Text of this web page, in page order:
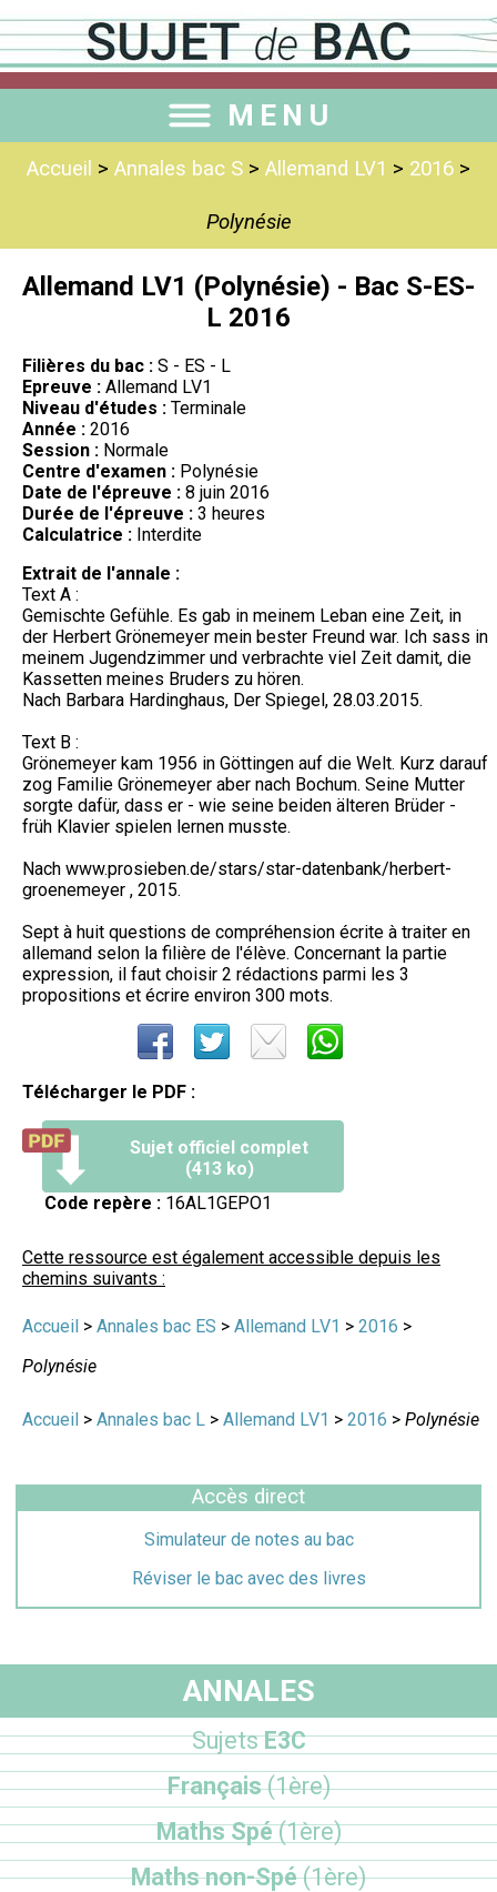
MENU
Accueil > Annales bac S > Allemand LV1 > 2016 >
Polynésie
Allemand LV1 (Polynésie) - Bac S-ES-
L 2016
Filières du bac : S - ES - L
Epreuve : Allemand LV1
Niveau d'études : Terminale
Année : 2016
Session : Normale
Centre d'examen : Polynésie
Date de l'épreuve : 8 juin 2016
Durée de l'épreuve : 3 heures
Calculatrice : Interdite
Extrait de l'annale :
Text A :
Gemischte Gefühle. Es gab in meinem Leban eine Zeit, in
der Herbert Grönemeyer mein bester Freund war. Ich sass in
meinem Jugendzimmer und verbrachte viel Zeit damit, die
Kassetten meines Bruders zu hören.
Nach Barbara Hardinghaus, Der Spiegel, 28.03.2015.
Text B :
Grönemeyer kam 1956 in Göttingen auf die Welt. Kurz darauf
zog Familie Grönemeyer aber nach Bochum. Seine Mutter
sorgte dafür, dass er - wie seine beiden älteren Brüder -
früh Klavier spielen lernen musste.
Nach www.prosieben.de/stars/star-datenbank/herbert-
groenemeyer , 2015.
Sept à huit questions de compréhension écrite à traiter en
allemand selon la filière de l'élève. Concernant la partie
expression, il faut choisir 2 rédactions parmi les 3
propositions et écrire environ 300 mots.
Télécharger le PDF :
Sujet officiel complet
(413 ko)
Code repère : 16AL1GEPO1
Cette ressource est également accessible depuis les
chemins suivants :
Accueil > Annales bac ES > Allemand LV1 > 2016 >
Polynésie
Accueil > Annales bac L > Allemand LV1 > 2016 > Polynésie
Accès direct
Simulateur de notes au bac
Réviser le bac avec des livres
ANNALES
SujetsE3C
Français(1ère)
Maths Spé(1ère)
Maths non-Spé(1ère)